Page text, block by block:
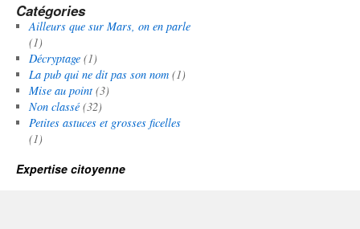
Catégories
Ailleurs que sur Mars, on en parle
(1)
Décryptage(1)
La pub qui ne dit pas son nom(1)
Mise au point(3)
Non classé(32)
Petites astuces et grosses ficelles
(1)
Expertise citoyenne